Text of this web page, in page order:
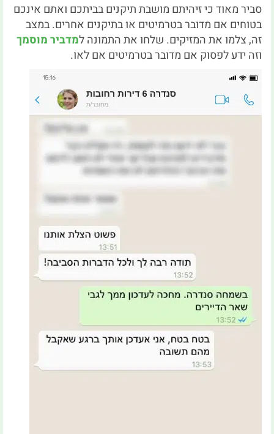
סביר מאוד כי זיהיתם מושבת תיקנים בביתכם ואתם אינכם
בטוחים אם מדובר בטרמיטים או בתיקנים אחרים. במצב
זה, צלמו את המזיקים. שלחו את התמונה למדביר מוסמך
וזה ידע לפסוק אם מדובר בטרמיטים אם לאו.